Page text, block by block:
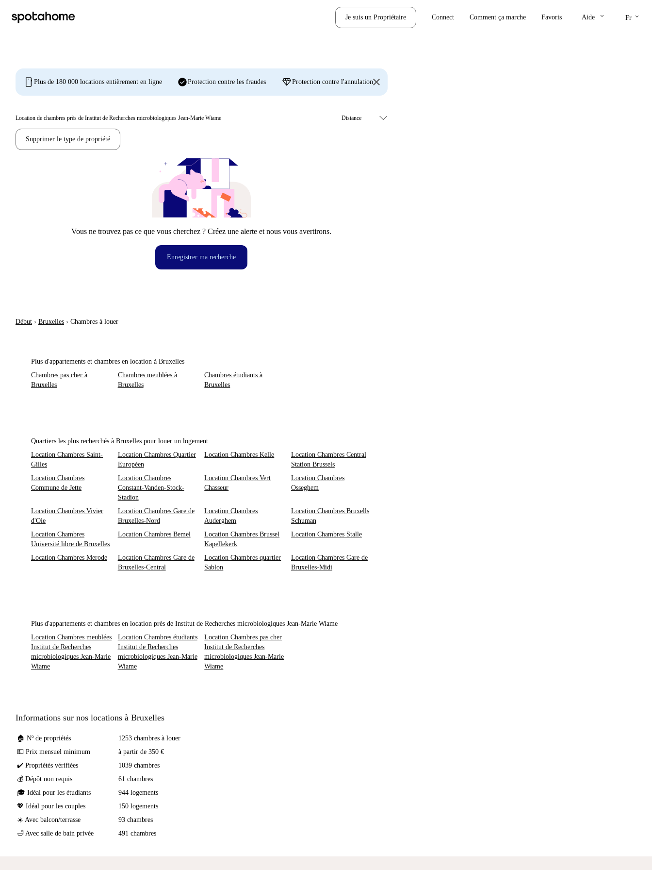
Je suis un Propriétaire Connect Comment ça marche Favoris Aide keyboard_arrow_down Fr keyboard_arrow_down
mobile Plus de 180 000 locations entièrement en ligne check_circleProtection contre les fraudes diamondProtection contre l'annulation
Location de chambres près de Institut de Recherches microbiologiques Jean-Marie Wiame
Supprimer le type de propriété
Vous ne trouvez pas ce que vous cherchez ? Créez une alerte et nous vous avertirons.
Enregistrer ma recherche
Début › Bruxelles › Chambres à louer
Plus d'appartements et chambres en location à Bruxelles
Chambres pas cher à
Bruxelles
Chambres meublées à
Bruxelles
Chambres étudiants à
Bruxelles
Quartiers les plus recherchés à Bruxelles pour louer un logement
Location Chambres Saint-
Gilles
Location Chambres Quartier
Européen
Location Chambres Kelle
Location Chambres Central
Station Brussels
Location Chambres
Commune de Jette
Location Chambres
Constant-Vanden-Stock-
Stadion
Location Chambres Vert
Chasseur
Location Chambres
Osseghem
Location Chambres Vivier
d'Oie
Location Chambres Gare de
Bruxelles-Nord
Location Chambres
Auderghem
Location Chambres Bruxells
Schuman
Location Chambres
Université libre de Bruxelles
Location Chambres Bemel
Location Chambres Brussel
Kapellekerk
Location Chambres Stalle
Location Chambres Merode
Location Chambres Gare de
Bruxelles-Central
Location Chambres quartier
Sablon
Location Chambres Gare de
Bruxelles-Midi
Plus d'appartements et chambres en location près de Institut de Recherches microbiologiques Jean-Marie Wiame
Location Chambres meublées
Institut de Recherches
microbiologiques Jean-Marie
Wiame
Location Chambres étudiants
Institut de Recherches
microbiologiques Jean-Marie
Wiame
Location Chambres pas cher
Institut de Recherches
microbiologiques Jean-Marie
Wiame
Informations sur nos locations à Bruxelles
🏠 Nº de propriétés
1253 chambres à louer
💵 Prix mensuel minimum
à partir de 350 €
✔️ Propriétés vérifiées
1039 chambres
💰 Dépôt non requis
61 chambres
🎓 Idéal pour les étudiants
944 logements
💖 Idéal pour les couples
150 logements
☀️ Avec balcon/terrasse
93 chambres
🛁 Avec salle de bain privée
491 chambres